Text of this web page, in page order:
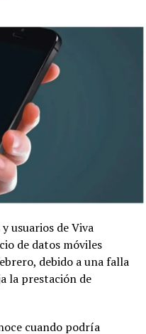
usuarios de Viva
de datos móviles
debido a una falla
la prestación de
cuando podría